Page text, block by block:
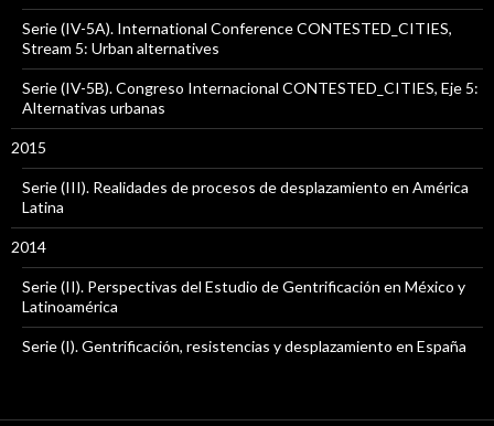
Serie (IV-5A). International Conference CONTESTED_CITIES,
Stream 5: Urban alternatives
Serie (IV-5B). Congreso Internacional CONTESTED_CITIES, Eje 5:
Alternativas urbanas
2015
Serie (III). Realidades de procesos de desplazamiento en América
Latina
2014
Serie (II). Perspectivas del Estudio de Gentrificación en México y
Latinoamérica
Serie (I). Gentrificación, resistencias y desplazamiento en España